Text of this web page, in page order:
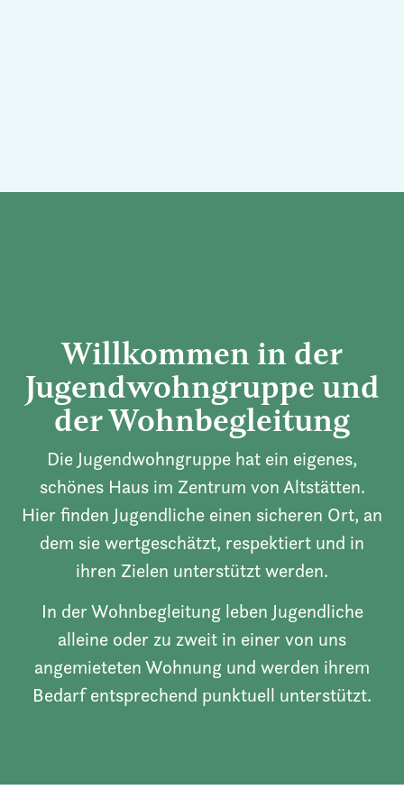
Willkommen in der
Jugend­wohn­gruppe und
der Wohnbegleitung
Die Jugendwohngruppe hat ein eigenes,
schönes Haus im Zentrum von Altstätten.
Hier finden Jugendliche einen sicheren Ort, an
dem sie wertgeschätzt, respektiert und in
ihren Zielen unterstützt werden.
In der Wohnbegleitung leben Jugendliche
alleine oder zu zweit in einer von uns
angemieteten Wohnung und werden ihrem
Bedarf entsprechend punktuell unterstützt.